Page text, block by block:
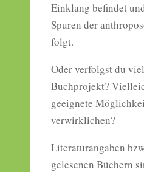
Einklang befindet
Spuren der
folgt.
Oder verfolgst du
Buchprojekt?
geeignete
verwirklichen?
Literaturangaben
gelesenen Büchern